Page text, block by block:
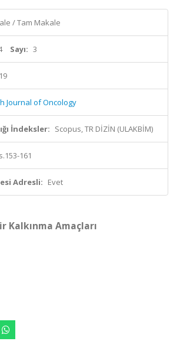
/ Tam Makale
Sayı: 3
Journal of Oncology
İndeksler: Scopus, TR DİZİN (ULAKBİM)
161
Adresli: Evet
Kalkınma Amaçları